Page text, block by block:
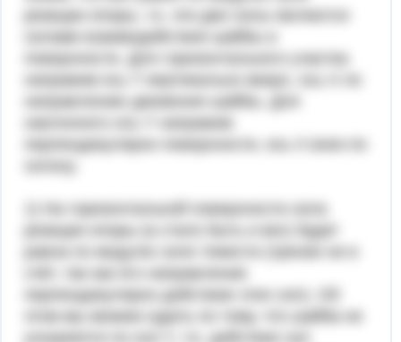
силами взаимодействия шайбы и
направлению движения шайбы. Для
1) На горизонтальной поверхности сила
реакции опоры (а стало быть и вес) будет